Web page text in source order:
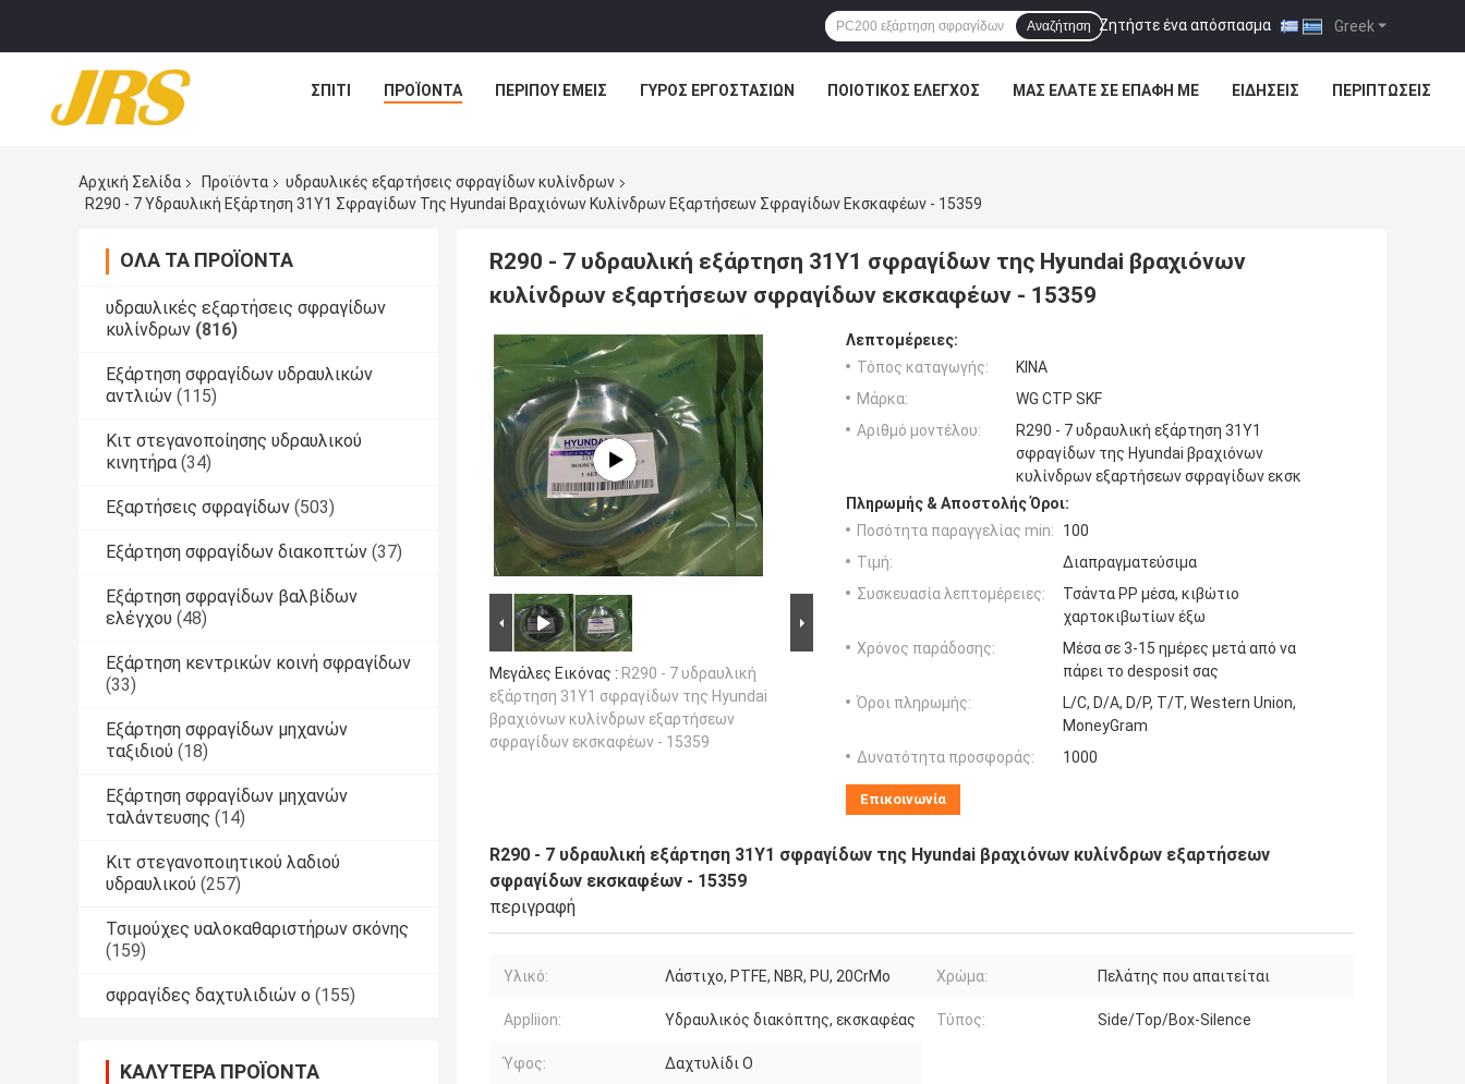
Greek
Ζητήστε ένα απόσπασμα |
Αναζήτηση
ΣΠΊΤΙ ΠΡΟΪΌΝΤΑ ΠΕΡΊΠΟΥ ΕΜΕΊΣ ΓΎΡΟΣ ΕΡΓΟΣΤΑΣΊΩΝ ΠΟΙΟΤΙΚΌΣ ΈΛΕΓΧΟΣ ΜΑΣ ΕΛΆΤΕ ΣΕ ΕΠΑΦΉ ΜΕ ΕΙΔΉΣΕΙΣ ΠΕΡΙΠΤΏΣΕΙΣ
Αρχική Σελίδα Προϊόντα
υδραυλικές εξαρτήσεις σφραγίδων κυλίνδρων
R290 - 7 Υδραυλική Εξάρτηση 31Y1 Σφραγίδων Της Hyundai Βραχιόνων Κυλίνδρων Εξαρτήσεων Σφραγίδων Εκσκαφέων - 15359
ΌΛΑ ΤΑ ΠΡΟΪΌΝΤΑ
υδραυλικές εξαρτήσεις σφραγίδων
κυλίνδρων (816)
Εξάρτηση σφραγίδων υδραυλικών
αντλιών (115)
Κιτ στεγανοποίησης υδραυλικού
κινητήρα (34)
Εξαρτήσεις σφραγίδων (503)
Εξάρτηση σφραγίδων διακοπτών (37)
Εξάρτηση σφραγίδων βαλβίδων
ελέγχου (48)
Εξάρτηση κεντρικών κοινή σφραγίδων
(33)
Εξάρτηση σφραγίδων μηχανών
ταξιδιού (18)
Εξάρτηση σφραγίδων μηχανών
ταλάντευσης (14)
Κιτ στεγανοποιητικού λαδιού
υδραυλικού (257)
Τσιμούχες υαλοκαθαριστήρων σκόνης
(159)
σφραγίδες δαχτυλιδιών ο (155)
ΚΑΛΎΤΕΡΑ ΠΡΟΪΌΝΤΑ
R290 - 7 υδραυλική εξάρτηση 31Y1 σφραγίδων της Hyundai βραχιόνων
κυλίνδρων εξαρτήσεων σφραγίδων εκσκαφέων - 15359
Μεγάλες Εικόνας : R290 - 7 υδραυλική
εξάρτηση 31Y1 σφραγίδων της Hyundai
βραχιόνων κυλίνδρων εξαρτήσεων
σφραγίδων εκσκαφέων - 15359
Λεπτομέρειες:
Τόπος καταγωγής:
ΚΙΝΑ
Μάρκα:
WG CTP SKF
Αριθμό μοντέλου:
R290 - 7 υδραυλική εξάρτηση 31Y1
σφραγίδων της Hyundai βραχιόνων
κυλίνδρων εξαρτήσεων σφραγίδων εκσκ
Πληρωμής & Αποστολής Όροι:
Ποσότητα παραγγελίας min:
100
Τιμή:
Διαπραγματεύσιμα
Συσκευασία λεπτομέρειες:
Τσάντα PP μέσα, κιβώτιο
χαρτοκιβωτίων έξω
Χρόνος παράδοσης:
Μέσα σε 3-15 ημέρες μετά από να
πάρει το desposit σας
Όροι πληρωμής:
L/C, D/A, D/P, T/T, Western Union,
MoneyGram
Δυνατότητα προσφοράς:
1000
Επικοινωνία
R290 - 7 υδραυλική εξάρτηση 31Y1 σφραγίδων της Hyundai βραχιόνων κυλίνδρων εξαρτήσεων
σφραγίδων εκσκαφέων - 15359
περιγραφή
Υλικό: Λάστιχο, PTFE, NBR, PU, 20CrMo Χρώμα: Πελάτης που απαιτείται
Appliion: Υδραυλικός διακόπτης, εκσκαφέας Τύπος: Side/Top/Box-Silence
Ύφος: Δαχτυλίδι Ο